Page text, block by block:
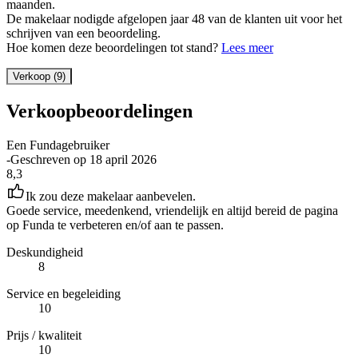
maanden.
De makelaar nodigde afgelopen jaar 48 van de klanten uit voor het
schrijven van een beoordeling.
Hoe komen deze beoordelingen tot stand? Lees meer
Verkoop (9)
Verkoopbeoordelingen
Een Fundagebruiker
-Geschreven op 18 april 2026
8,3
Ik zou deze makelaar aanbevelen.
Goede service, meedenkend, vriendelijk en altijd bereid de pagina
op Funda te verbeteren en/of aan te passen.
Deskundigheid
8
Service en begeleiding
10
Prijs / kwaliteit
10